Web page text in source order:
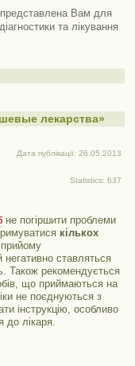
представлена ​​Вам для
та лікування
лекарства»
Дата публікації: 26.05.2013
Statistics: 637
не погіршити проблеми
кількох
негативно ставляться
Також рекомендується
що приймаються на
не поєднуються з
інструкцію, особливо
до лікаря.